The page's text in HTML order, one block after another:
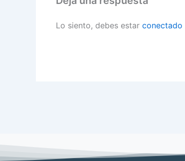
Lo siento, debes estar conectado